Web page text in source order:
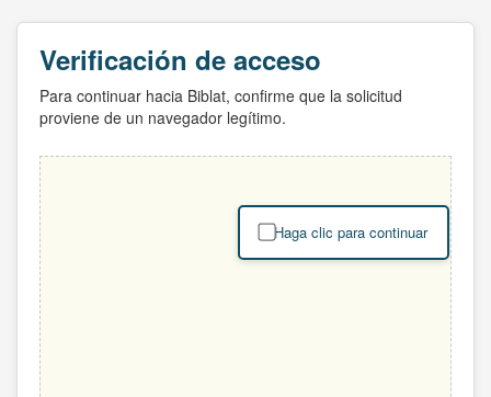
Verificación de acceso
Para continuar hacia Biblat, confirme que la solicitud
proviene de un navegador legítimo.
Haga clic para continuar